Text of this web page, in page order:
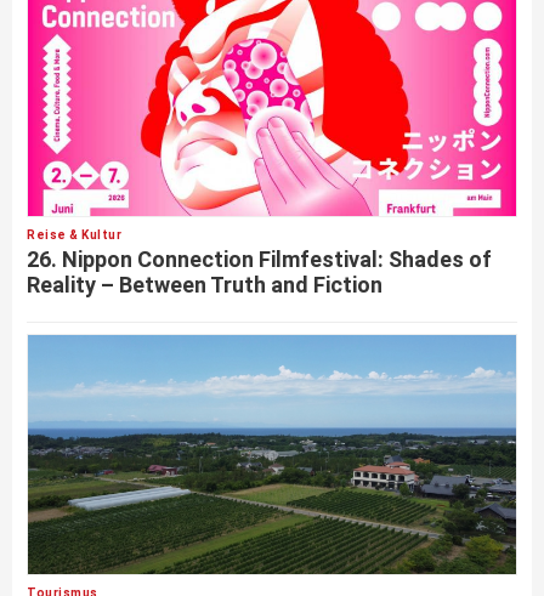
Reise & Kultur
26. Nippon Connection Filmfestival: Shades of
Reality – Between Truth and Fiction
Tourismus